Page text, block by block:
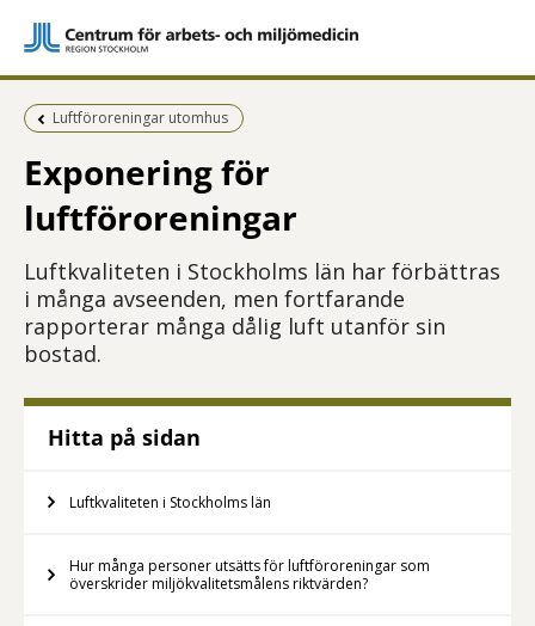
Föregående sida:
Luftföroreningar utomhus
Exponering för
luftföroreningar
Luftkvaliteten i Stockholms län har förbättras
i många avseenden, men fortfarande
rapporterar många dålig luft utanför sin
bostad.
Hitta på sidan
Luftkvaliteten i Stockholms län
Hur många personer utsätts för luftföroreningar som
överskrider miljökvalitetsmålens riktvärden?